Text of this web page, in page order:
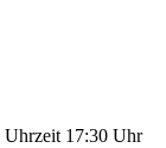
Uhrzeit 17:30 Uhr